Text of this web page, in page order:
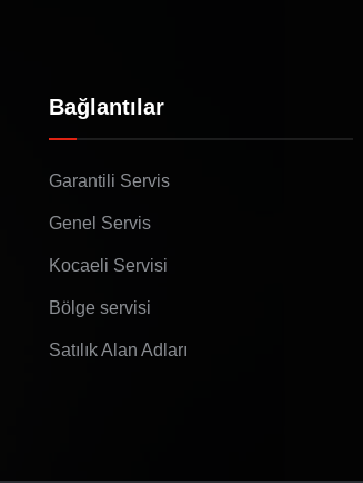
Bağlantılar
Garantili Servis
Genel Servis
Kocaeli Servisi
Bölge servisi
Satılık Alan Adları